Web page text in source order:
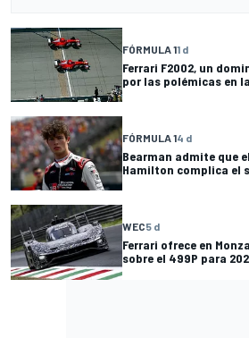
FÓRMULA 11 d
Ferrari F2002, un
por las polémicas en la
FÓRMULA 14 d
Bearman admite que
Hamilton complica el
WEC5 d
Ferrari ofrece en
sobre el 499P para